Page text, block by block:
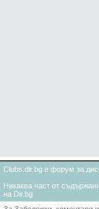
Clubs.dir.bg е форум за
Никаква част от
на Dir.bg